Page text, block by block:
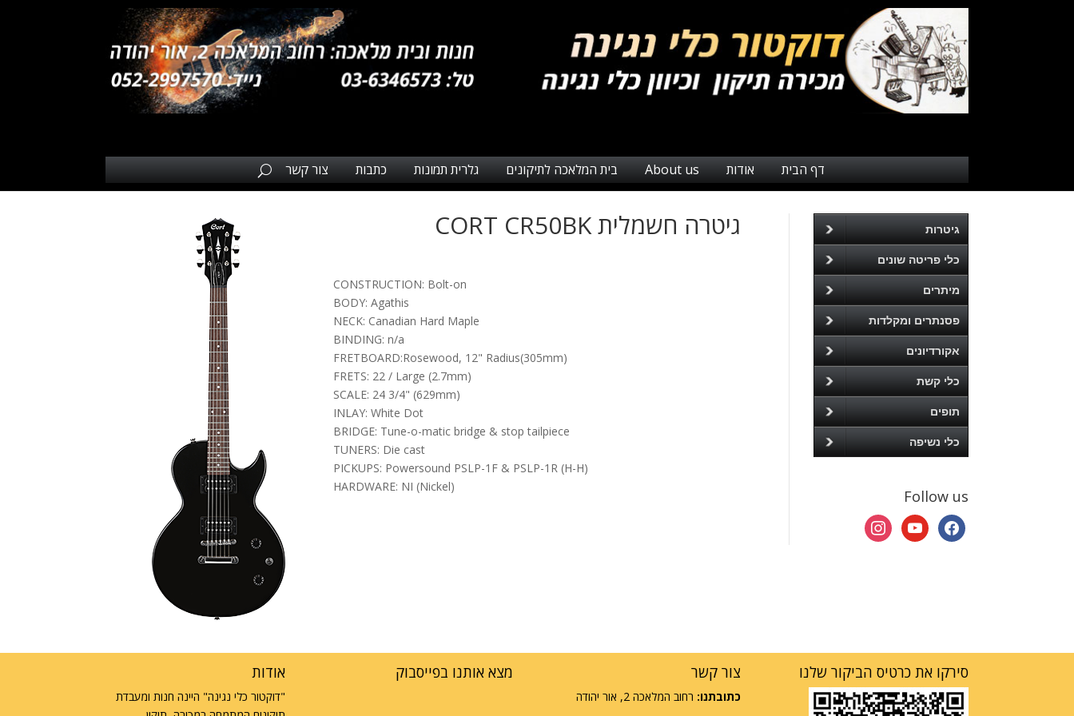
דף הבית אודות About us בית המלאכה לתיקונים גלרית תמונות כתבות צור קשר
גיטרה חשמלית CORT CR50BK
CONSTRUCTION: Bolt-on
BODY: Agathis
NECK: Canadian Hard Maple
BINDING: n/a
FRETBOARD:Rosewood, 12" Radius(305mm)
FRETS: 22 / Large (2.7mm)
SCALE: 24 3/4" (629mm)
INLAY: White Dot
BRIDGE: Tune-o-matic bridge & stop tailpiece
TUNERS: Die cast
PICKUPS: Powersound PSLP-1F & PSLP-1R (H-H)
HARDWARE: NI (Nickel)
גיטרות
כלי פריטה שונים
מיתרים
פסנתרים ומקלדות
אקורדיונים
כלי קשת
תופים
כלי נשיפה
Follow us
facebook
youtube
instagram
אודות
"דוקטור כלי נגינה" היינה חנות ומעבדת
מצא אותנו בפייסבוק צור קשר
כתובתנו: רחוב המלאכה 2, אור יהודה
סירקו את כרטיס הביקור שלנו